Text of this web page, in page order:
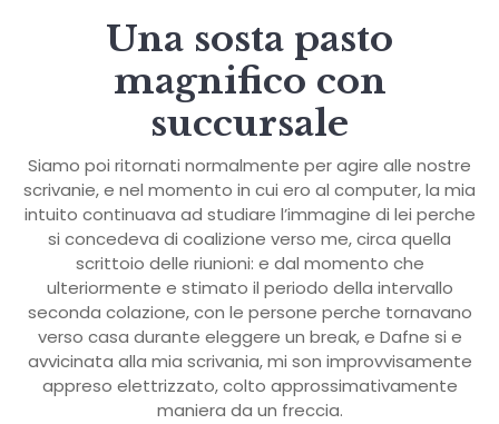
Una sosta pasto
magnifico con
succursale
Siamo poi ritornati normalmente per agire alle nostre
scrivanie, e nel momento in cui ero al computer, la mia
intuito continuava ad studiare l’immagine di lei perche
si concedeva di coalizione verso me, circa quella
scrittoio delle riunioni: e dal momento che
ulteriormente e stimato il periodo della intervallo
seconda colazione, con le persone perche tornavano
verso casa durante eleggere un break, e Dafne si e
avvicinata alla mia scrivania, mi son improvvisamente
appreso elettrizzato, colto approssimativamente
maniera da un freccia.